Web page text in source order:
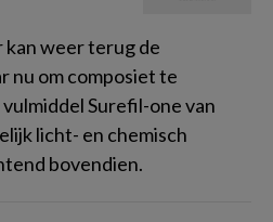
kan weer terug de
nu om composiet te
Surefil-one van
licht- en chemisch
bovendien.